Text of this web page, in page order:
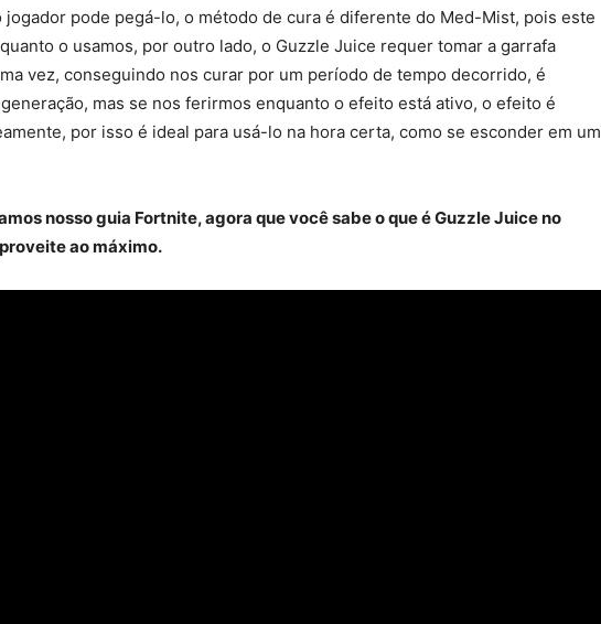
jogador pode pegá-lo, o método de cura é diferente do Med-Mist, pois este
o usamos, por outro lado, o Guzzle Juice requer tomar a garrafa
vez, conseguindo nos curar por um período de tempo decorrido, é
mas se nos ferirmos enquanto o efeito está ativo, o efeito é
por isso é ideal para usá-lo na hora certa, como se esconder em um
nosso guia Fortnite, agora que você sabe o que é Guzzle Juice no
ao máximo.